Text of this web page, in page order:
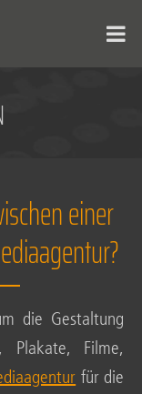
einer
die Gestal­tung
Pla­ka­te, Fil­me,
für die